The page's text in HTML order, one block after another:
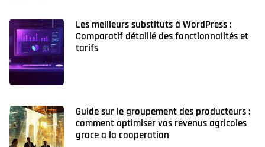
Les meilleurs substituts à WordPress :
Comparatif détaillé des fonctionnalités et
tarifs
Guide sur le groupement des producteurs :
comment optimiser vos revenus agricoles
grace a la cooperation